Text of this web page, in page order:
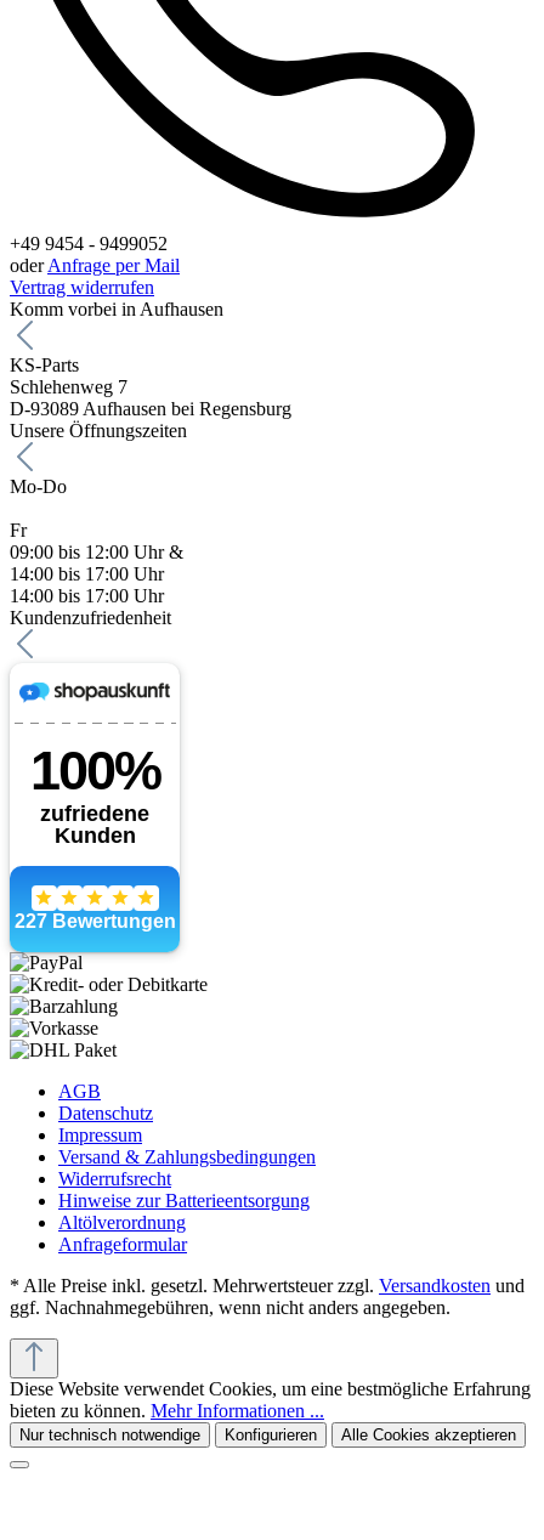
+49 9454 - 9499052
oderAnfrage per Mail
Vertrag widerrufen
Komm vorbei in Aufhausen
KS-Parts
Schlehenweg 7
D-93089 Aufhausen bei Regensburg
Unsere Öffnungszeiten
Mo-Do
Fr
09:00 bis 12:00 Uhr &
14:00 bis 17:00 Uhr
14:00 bis 17:00 Uhr
Kundenzufriedenheit
AGB
Datenschutz
Impressum
Versand & Zahlungsbedingungen
Widerrufsrecht
Hinweise zur Batterieentsorgung
Altölverordnung
Anfrageformular
* Alle Preise inkl. gesetzl. Mehrwertsteuer zzgl. Versandkosten und
ggf. Nachnahmegebühren, wenn nicht anders angegeben.
Diese Website verwendet Cookies, um eine bestmögliche Erfahrung
bieten zu können. Mehr Informationen ...
Nur technisch notwendige Konfigurieren Alle Cookies akzeptieren